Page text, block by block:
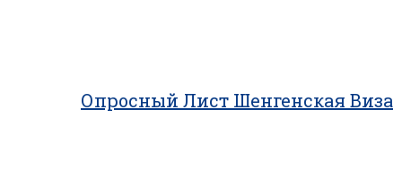
Опросный Лист Шенгенская Виза